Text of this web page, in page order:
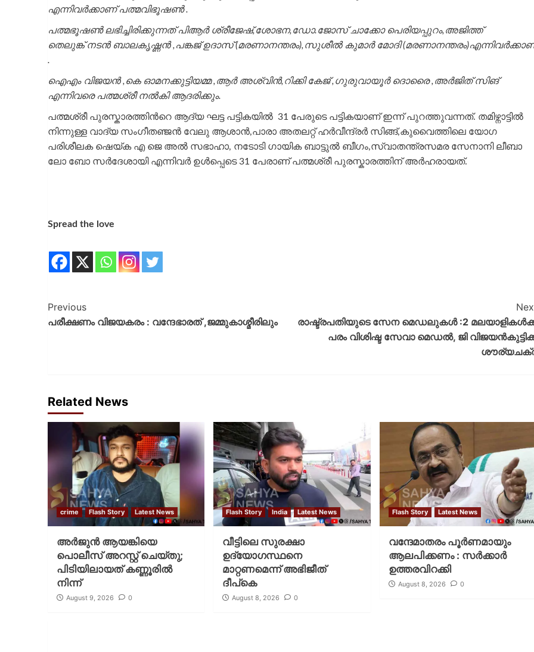
എന്നിവർക്കാണ് പത്മവിഭൂഷണ്‍ .
പത്മഭൂഷണ്‍ ലഭിച്ചിരിക്കുന്നത് പിആര്‍ ശ്രീജേഷ്,ശോഭന,ഡോ.ജോസ് ചാക്കോ പെരിയപ്പുറം,അജിത്ത്
തെലുങ്ക് നടൻ ബാലകൃഷ്ണൻ ,പങ്കജ് ഉദാസ് (മരണാനന്തരം),സുശീൽ കുമാർ മോദി
.
ഐഎം വിജയൻ ,കെ ഓമനക്കുട്ടിയമ്മ ,ആര്‍ അശ്വിൻ,റിക്കി കേജ് ,ഗുരുവായൂര്‍ ദൊരൈ ,അര്‍ജിത് സിങ്
എന്നിവരെ പത്മശ്രീ നൽകി ആദരിക്കും.
പത്മശ്രീ പുരസ്കാരത്തിന്‍റെ ആദ്യ ഘട്ട പട്ടികയിൽ 31 പേരുടെ പട്ടികയാണ് ഇന്ന് പുറത്തുവന്നത്. തമിഴ്നാട്ടിൽ
നിന്നുള്ള വാദ്യ സംഗീതഞ്ജൻ വേലു ആശാൻ,പാരാ അതലറ്റ് ഹർവീന്ദ്രർ സിങ്ങ്,കുവൈത്തിലെ യോഗ
പരിശീലക ഷെയ്ക എ ജെ അൽ സഭാഹാ, നടോടി ഗായിക ബാട്ടുൽ ബീഗം,സ്വാതന്ത്രസമര സേനാനി ലീബാ
ലോ ബോ സർദേശായി എന്നിവര്‍ ഉള്‍പ്പെടെ 31 പേരാണ് പത്മശ്രീ പുരസ്കാരത്തിന് അര്‍ഹരായത്.
Spread the love
Previous
പരീക്ഷണം വിജയകരം : വന്ദേഭാരത് ,ജമ്മുകാശ്മീരിലും
രാഷ്ട്രപതിയുടെ സേന മെഡലുകള്‍ :2
പരം വിശിഷ്ട സേവാ മെഡൽ, ജി
Related News
crime Flash Story Latest News
അർജുൻ ആയങ്കിയെ
പൊലീസ് അറസ്റ്റ് ചെയ്‌തു;
പിടിയിലായത് കണ്ണൂരിൽ
നിന്ന്
August 9, 2026 0
Flash Story India Latest News
വീട്ടിലെ സുരക്ഷാ
ഉദ്യോഗസ്ഥനെ
മാറ്റണമെന്ന് അഭിജീത്
ദീപ്‌കെ
August 8, 2026 0
Flash Story Latest News
വന്ദേമാതരം പൂര്‍ണമായും
ആലപിക്കണം : സര്‍ക്കാര്‍
ഉത്തരവിറക്കി
August 8, 2026 0